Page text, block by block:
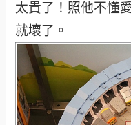
太貴了！照他不懂
就壞了。